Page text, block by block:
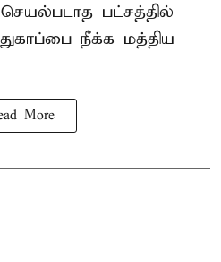
பட்சத்தில்
நீக்க மத்திய
More